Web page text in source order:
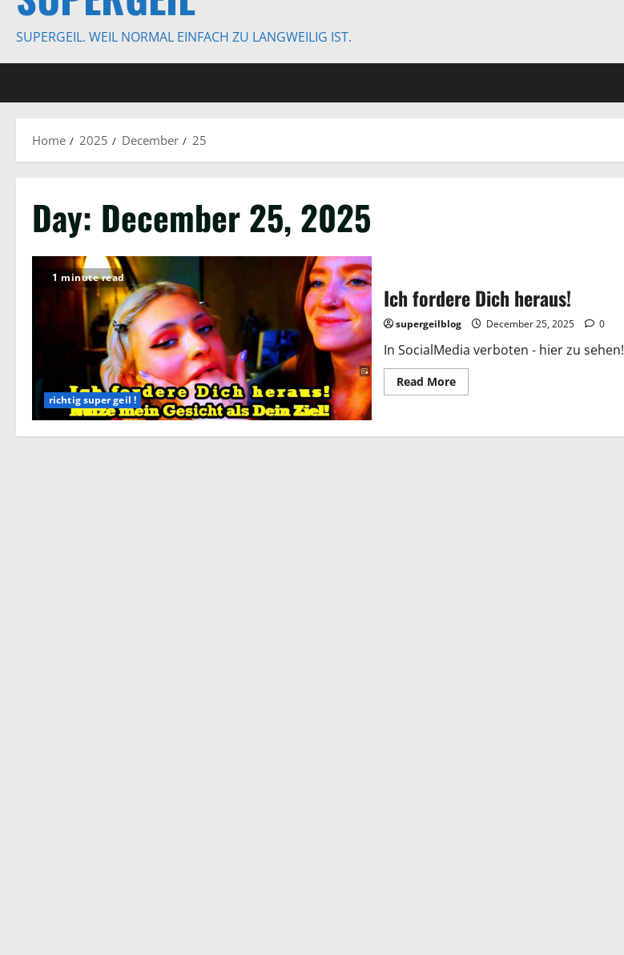
SUPERGEIL. WEIL NORMAL EINFACH ZU LANGWEILIG IST.
Home 2025 December 25
Day: December 25, 2025
1 minute read
richtig super geil !
Ich fordere Dich heraus!
supergeilblog December 25, 2025 0
In SocialMedia verboten - hier zu sehen!
Read MoreRead
more
Dich